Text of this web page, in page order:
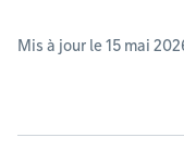
Mis à jour le 15 mai